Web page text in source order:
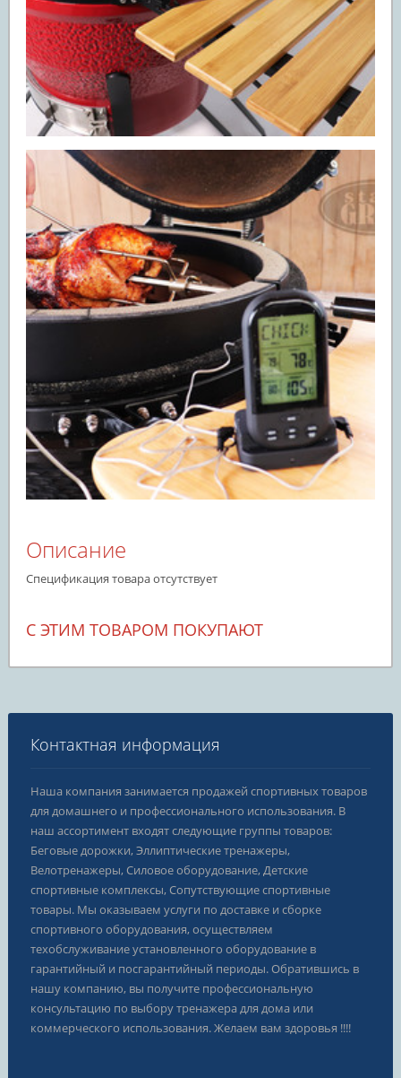
Описание
Спецификация товара отсутствует
С ЭТИМ ТОВАРОМ ПОКУПАЮТ
Контактная информация
Наша компания занимается продажей спортивных товаров
для домашнего и профессионального использования. В
наш ассортимент входят следующие группы товаров:
Беговые дорожки, Эллиптические тренажеры,
Велотренажеры, Силовое оборудование, Детские
спортивные комплексы, Сопутствующие спортивные
товары. Мы оказываем услуги по доставке и сборке
спортивного оборудования, осуществляем
техобслуживание установленного оборудование в
гарантийный и посгарантийный периоды. Обратившись в
нашу компанию, вы получите профессиональную
консультацию по выбору тренажера для дома или
коммерческого использования. Желаем вам здоровья !!!!